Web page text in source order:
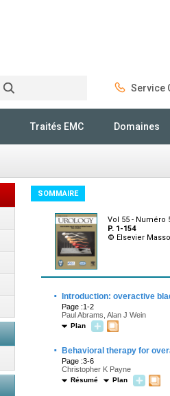
Service
Traités EMC Domaines
SOMMAIRE
Vol 55 - Numéro
P. 1-154
© Elsevier
· Introduction: overactive
Page :1-2
Paul Abrams, Alan J Wein
Plan
· Behavioral therapy for
Page :3-6
Christopher K Payne
Résumé Plan